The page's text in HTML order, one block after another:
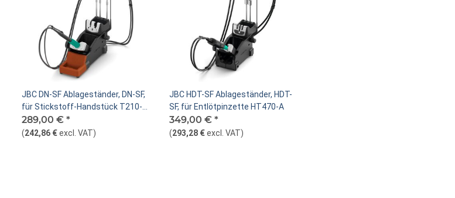
JBC DN-SF Ablageständer, DN-SF,
für Stickstoff-Handstück T210-
NA, T245-NA, T470-NA
289,00 € *
(242,86 €excl. VAT)
JBC HDT-SF Ablageständer, HDT-
SF, für Entlötpinzette HT470-A
349,00 € *
(293,28 €excl. VAT)